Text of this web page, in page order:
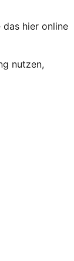
hier online
nutzen,